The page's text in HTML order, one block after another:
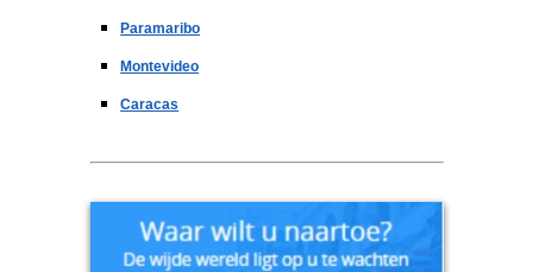
Paramaribo
Montevideo
Caracas